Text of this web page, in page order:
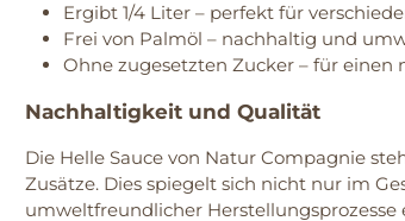
Ergibt 1/4 Liter – perfekt für
Frei von Palmöl – nachhaltig und
Ohne zugesetzten Zucker – für einen
Nachhaltigkeit und Qualität
Die Helle Sauce von Natur Compagnie
Zusätze. Dies spiegelt sich nicht nur im
umweltfreundlicher Herstellungsprozesse